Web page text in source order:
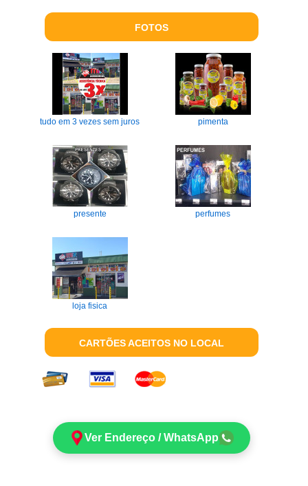
FOTOS
tudo em 3 vezes sem juros pimenta
presente perfumes
loja fisica
CARTÕES ACEITOS NO LOCAL
Ver Endereço / WhatsApp